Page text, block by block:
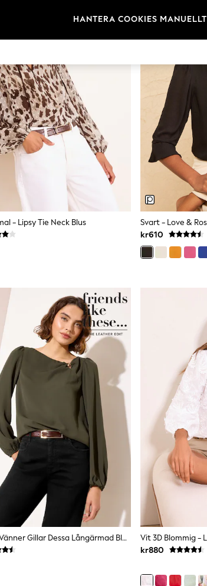
- Lipsy Tie Neck Blus
kr610
Khaki Grön - Vänner Gillar Dessa Långärmad Blus Med Metalldetaljer
kr880
HANTERA COOKIES MANUELLT